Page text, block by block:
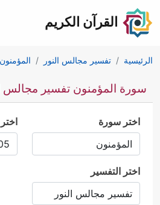
القرآن الكريم
الرئيسية تفسير مجالس النور المؤمنون
سورة المؤمنون تفسير مجالس
اختر سورة
اختر التفسير